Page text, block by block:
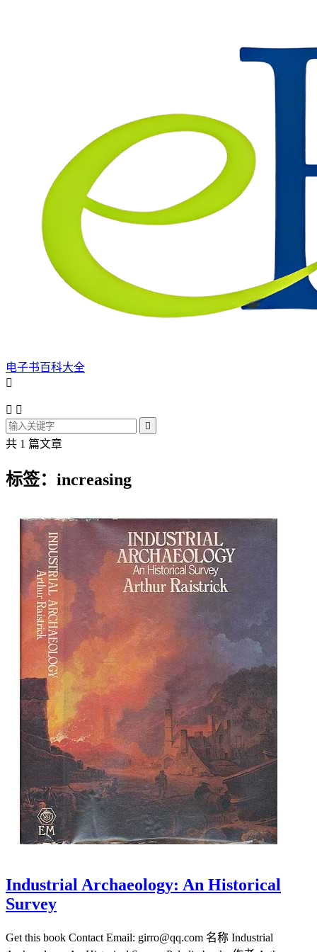
电子书百科大全

 

共 1 篇文章
标签：increasing
Industrial Archaeology: An Historical
Survey
Get this book Contact Email: girro@qq.com 名称 Industrial